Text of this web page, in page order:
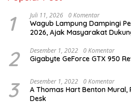
1 Juli 11, 2026 0 Komentar
Wagub Lampung Dampingi
2026, Ajak Masyarakat
2 Desember 1, 2022 0 Komentar
Gigabyte GeForce GTX 950
3 Desember 1, 2022 0 Komentar
A Thomas Hart Benton
Desk